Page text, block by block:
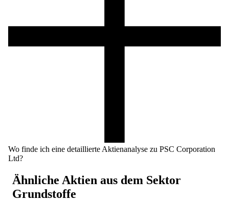
Wo finde ich eine detaillierte Aktienanalyse zu PSC Corporation
Ltd?
Ähnliche Aktien aus dem Sektor
Grundstoffe